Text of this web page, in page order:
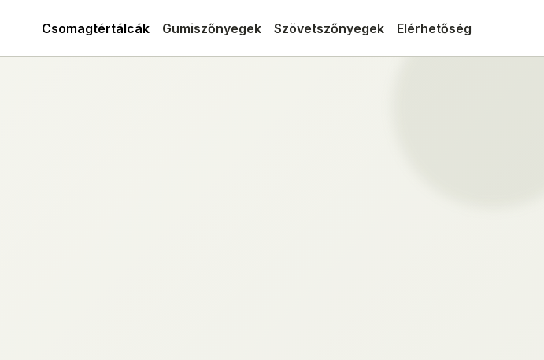
Csomagtértálcák Gumiszőnyegek Szövetszőnyegek Elérhetőség